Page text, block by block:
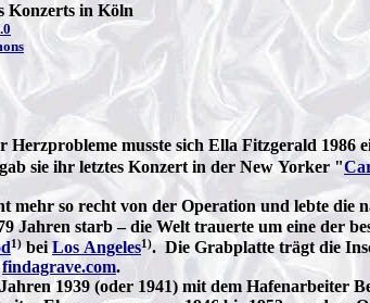
Konzerts in Köln
musste sich Ella Fitzgerald 1986
sie ihr letztes Konzert in der New Yorker "
mehr so recht von der Operation und lebte die
Jahren starb – die Welt trauerte um eine der
1)beiLos Angeles1). Die Grabplatte trägt die
findagrave.com.
1939 (oder 1941) mit dem Hafenarbeiter